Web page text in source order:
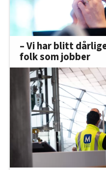
– Vi har blitt
folk som jobber